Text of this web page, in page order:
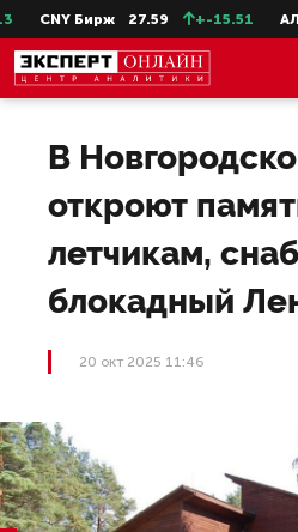
CNY Бирж 27.59 +-15.51
В
откроют
летчикам,
блокадный
20 окт 2025 11:46